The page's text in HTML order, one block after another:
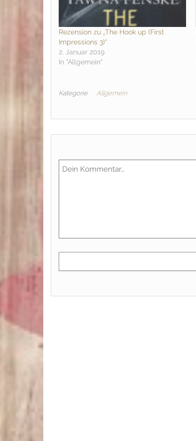
Rezension zu „The Hook up (First
Impressions 3)“
2. Januar 2019
In "Allgemein"
Kategorie Allgemein